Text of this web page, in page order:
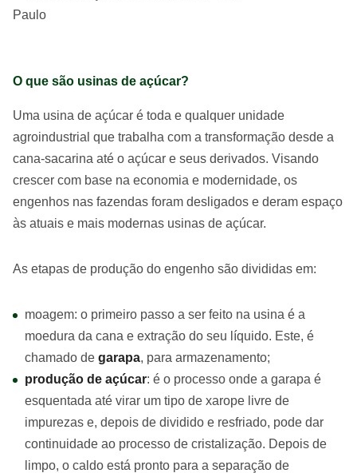
O que são usinas de açúcar?
Uma usina de açúcar é toda e qualquer unidade
agroindustrial que trabalha com a transformação desde a
cana-sacarina até o açúcar e seus derivados. Visando
crescer com base na economia e modernidade, os
engenhos nas fazendas foram desligados e deram espaço
às atuais e mais modernas usinas de açúcar.
As etapas de produção do engenho são divididas em:
moagem: o primeiro passo a ser feito na usina é a
moedura da cana e extração do seu líquido. Este, é
chamado de garapa, para armazenamento;
produção de açúcar: é o processo onde a garapa é
esquentada até virar um tipo de xarope livre de
impurezas e, depois de dividido e resfriado, pode dar
continuidade ao processo de cristalização. Depois de
limpo, o caldo está pronto para a separação de